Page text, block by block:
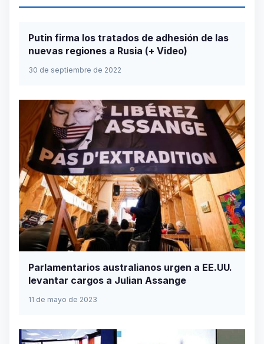
Putin firma los tratados de adhesión de las
nuevas regiones a Rusia (+ Video)
30 de septiembre de 2022
Parlamentarios australianos urgen a EE.UU.
levantar cargos a Julian Assange
11 de mayo de 2023